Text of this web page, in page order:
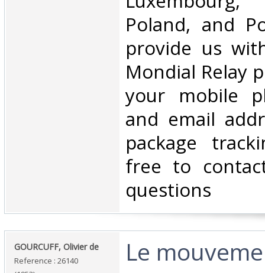
Poland, and
provide us
Mondial Relay
your mobile
and email
package
free to
questions‎
‎GOURCUFF, Olivier de‎
Reference : 26140
‎Le